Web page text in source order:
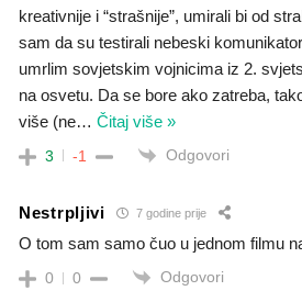
kreativnije i “strašnije”, umirali bi od
sam da su testirali nebeski
umrlim sovjetskim vojnicima iz 2.
na osvetu. Da se bore ako zatreba,
više (ne… Čitaj više »
3 -1 Odgovori
Nestrpljivi 7 godine prije
O tom sam samo čuo u jednom filmu
0 0 Odgovori